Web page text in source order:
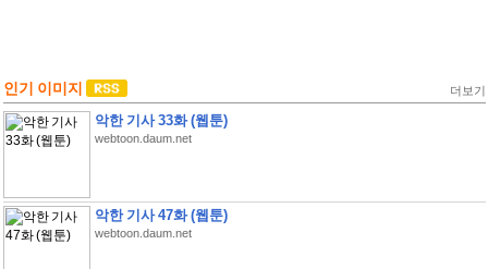
인기 이미지 더보기
악한 기사 33화 (웹툰)
webtoon.daum.net
악한 기사 47화 (웹툰)
webtoon.daum.net